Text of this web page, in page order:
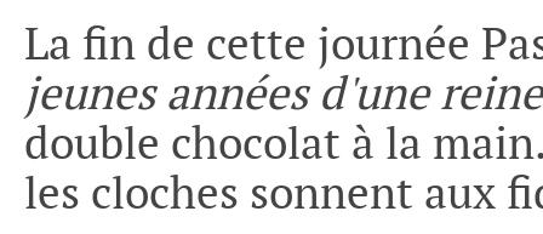
La fin de cette journée
jeunes années d'une reine
double chocolat à la
les cloches sonnent aux